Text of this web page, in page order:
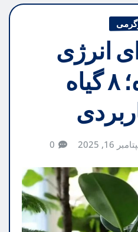
انرژی
مثبت و رفاه؛ ۸ گیاه
16, 2025
0